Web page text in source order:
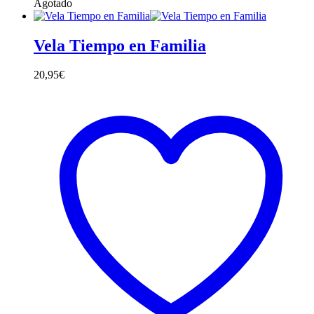
tiene
variantes.
Las
la
página
de
producto
Agotado
Vela Tiempo en Familia
20,95€